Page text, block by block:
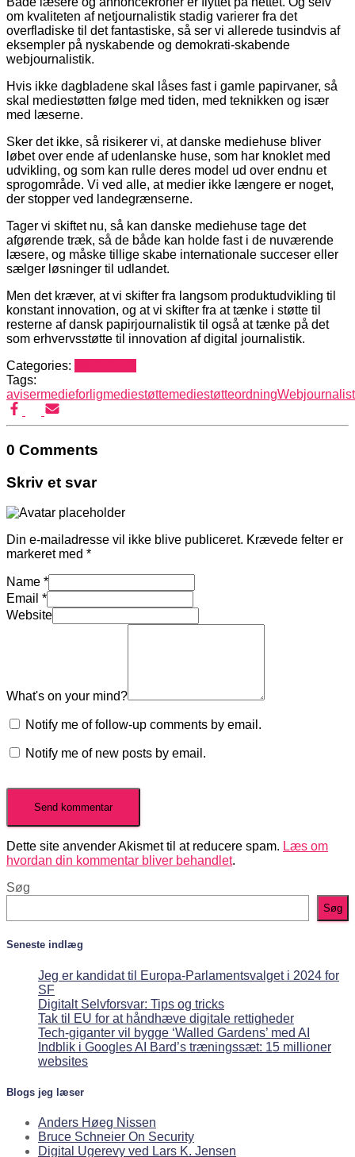
om kvaliteten af netjournalistik stadig varierer fra det
overfladiske til det fantastiske, så ser vi allerede tusindvis af
eksempler på nyskabende og demokrati-skabende
webjournalistik.
Hvis ikke dagbladene skal låses fast i gamle papirvaner, så
skal mediestøtten følge med tiden, med teknikken og især
med læserne.
Sker det ikke, så risikerer vi, at danske mediehuse bliver
løbet over ende af udenlanske huse, som har knoklet med
udvikling, og som kan rulle deres model ud over endnu et
sprogområde. Vi ved alle, at medier ikke længere er noget,
der stopper ved landegrænserne.
Tager vi skiftet nu, så kan danske mediehuse tage det
afgørende træk, så de både kan holde fast i de nuværende
læsere, og måske tillige skabe internationale succeser eller
sælger løsninger til udlandet.
Men det kræver, at vi skifter fra langsom produktudvikling til
konstant innovation, og at vi skifter fra at tænke i støtte til
resterne af dansk papirjournalistik til også at tænke på det
som erhvervsstøtte til innovation af digital journalistik.
Categories:
Tags:
avisermedieforligmediestøttemediestøtteordning
0 Comments
Skriv et svar
Din e-mailadresse vil ikke blive publiceret. Krævede felter er
markeret med *
Name *
Email *
Website
What's on your mind?
Notify me of follow-up comments by email.
Notify me of new posts by email.
Dette site anvender Akismet til at reducere spam. Læs om
hvordan din kommentar bliver behandlet.
Søg
Søg
Seneste indlæg
Jeg er kandidat til Europa-Parlamentsvalget i 2024 for
SF
Digitalt Selvforsvar: Tips og tricks
Tak til EU for at håndhæve digitale rettigheder
Tech-giganter vil bygge ‘Walled Gardens’ med AI
Indblik i Googles AI Bard’s træningssæt: 15 millioner
websites
Blogs jeg læser
Anders Høeg Nissen
Bruce Schneier On Security
Digital Ugerevy ved Lars K. Jensen